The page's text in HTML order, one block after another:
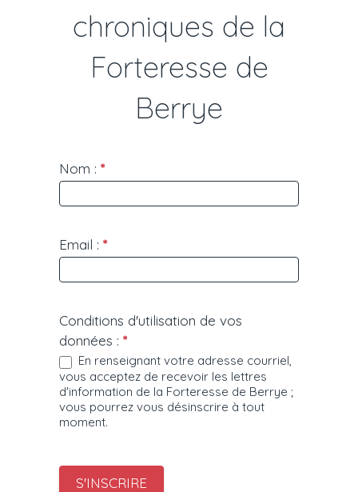
chroniques de la
Forteresse de
Berrye
Lettre
d'information
Nom : *
Email : *
Conditions d'utilisation de vos
données : *
En renseignant votre adresse courriel,
vous acceptez de recevoir les lettres
d'information de la Forteresse de Berrye ;
vous pourrez vous désinscrire à tout
moment.
S'INSCRIRE